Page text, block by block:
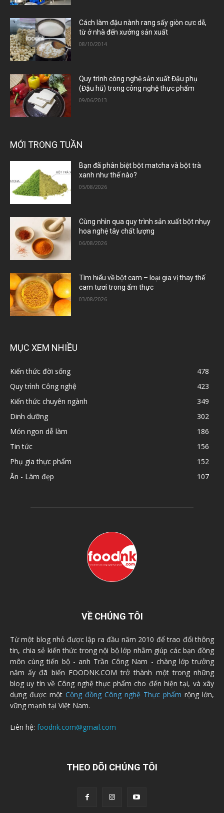
Cách làm đậu nành rang sấy giòn cực dễ,
từ ở nhà đến xưởng sản xuất
08/10/2014
Quy trình công nghệ sản xuất Đậu phụ
(Đậu hũ) trong công nghệ thực phẩm
09/06/2013
MỚI TRONG TUẦN
Bạn đã phân biệt bột matcha và bột trà
xanh như thế nào?
05/08/2026
Cùng nhìn qua quy trình sản xuất bột nhụy
hoa nghệ tây chất lượng
06/08/2026
Tìm hiểu về bột cam – loại gia vị thay thế
cam tươi trong ẩm thực
03/08/2026
MỤC XEM NHIỀU
Kiến thức đời sống
478
Quy trình Công nghệ
423
Kiến thức chuyên ngành
349
Dinh dưỡng
302
Món ngon dễ làm
186
Tin tức
156
Phụ gia thực phẩm
152
Ăn - Làm đẹp
107
VỀ CHÚNG TÔI
Từ một blog nhỏ được lập ra đầu năm 2010 để trao đổi thông
tin, chia sẻ kiến thức trong nội bộ lớp nhằm giúp các bạn đồng
môn cùng tiến bộ - anh Trần Công Nam - chàng lớp trưởng
năm ấy đã biến FOODNK.COM trở thành một trong những
blog uy tín về Công nghệ thực phẩm cho đến hiện tại, và xây
dựng được một Cộng đồng Công nghệ Thực phẩm rộng lớn,
vững mạnh tại Việt Nam.
Liên hệ: foodnk.com@gmail.com
THEO DÕI CHÚNG TÔI